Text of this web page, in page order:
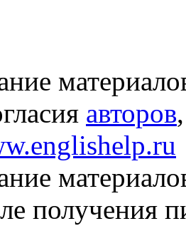
авторов
получения